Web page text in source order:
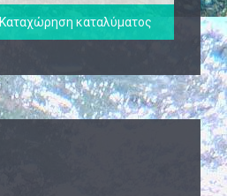
Καταχώρηση καταλύματος